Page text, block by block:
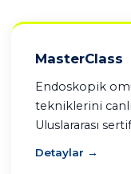
MasterClass
Endoskopik
tekniklerini
Uluslararası
Detaylar →